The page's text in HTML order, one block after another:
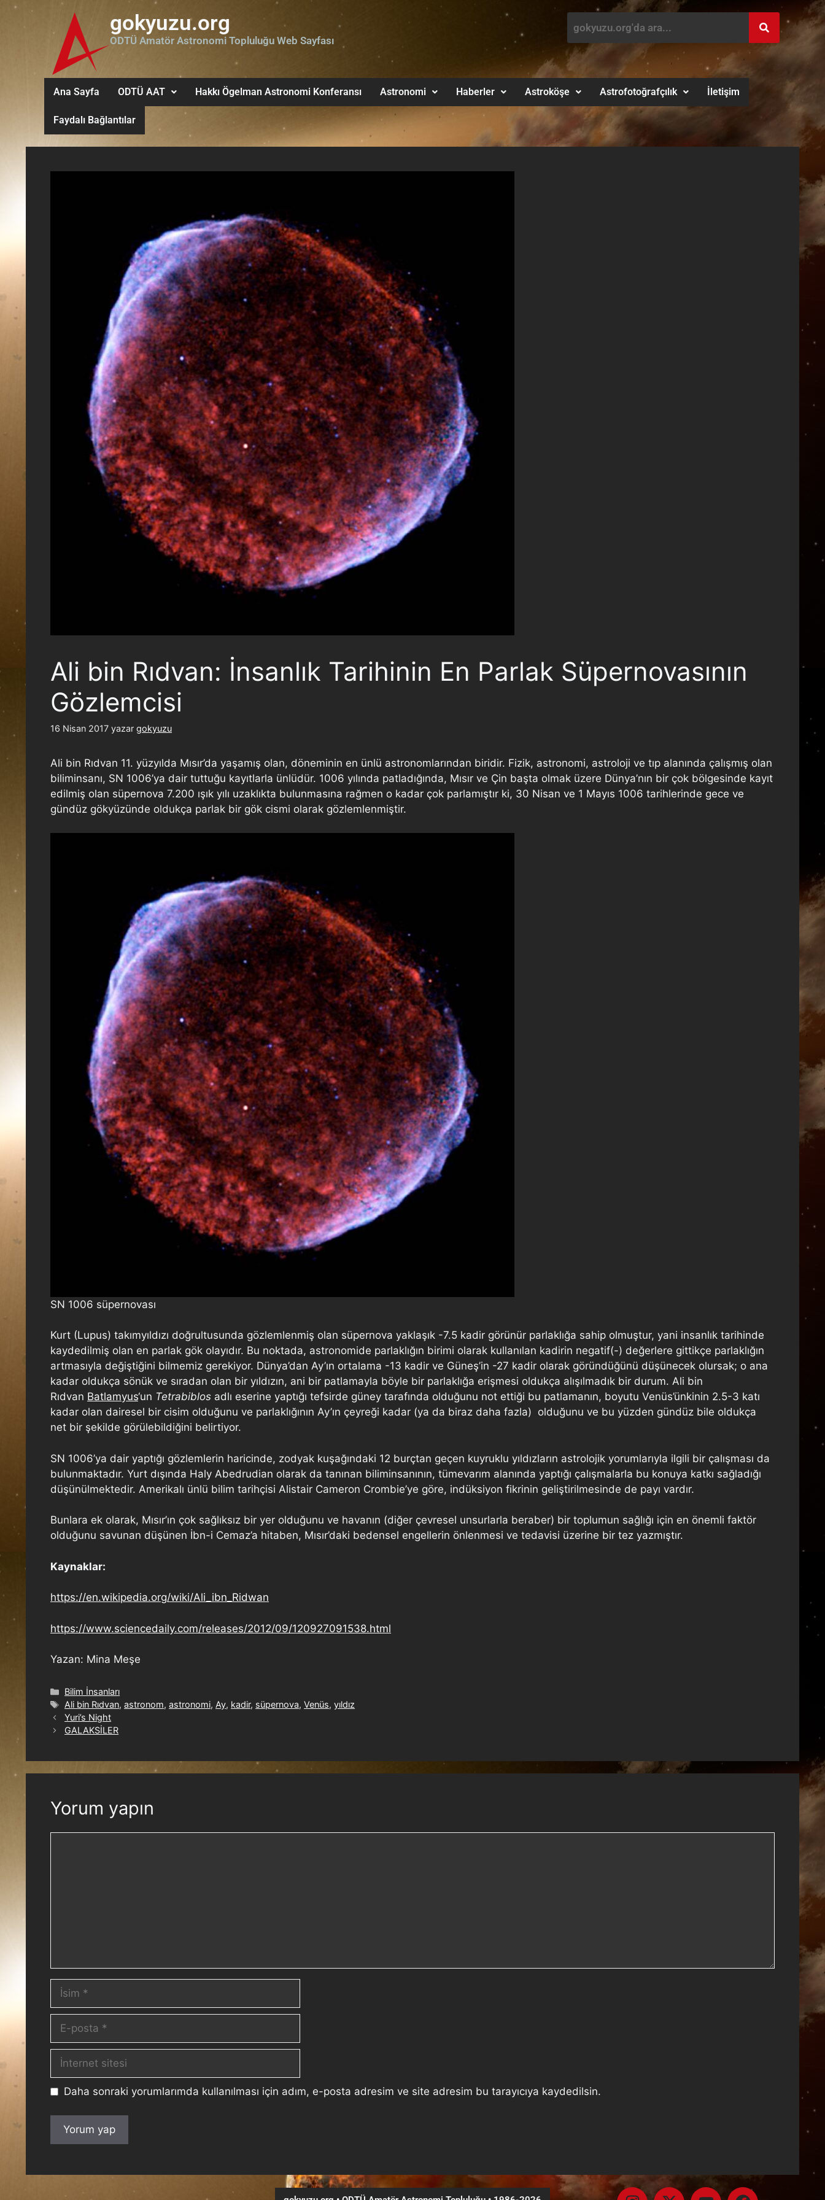
gokyuzu.org
ODTÜ Amatör Astronomi Topluluğu Web Sayfası
Ana Sayfa ODTÜ AAT Hakkı Ögelman Astronomi Konferansı Astronomi Haberler Astroköşe Astrofotoğrafçılık İletişim
Faydalı Bağlantılar
Ali bin Rıdvan: İnsanlık Tarihinin En Parlak Süpernovasının
Gözlemcisi
16 Nisan 2017 yazar gokyuzu
Ali bin Rıdvan 11. yüzyılda Mısır’da yaşamış olan, döneminin en ünlü astronomlarından biridir. Fizik, astronomi, astroloji ve tıp alanında çalışmış olan
biliminsanı, SN 1006’ya dair tuttuğu kayıtlarla ünlüdür. 1006 yılında patladığında, Mısır ve Çin başta olmak üzere Dünya’nın bir çok bölgesinde kayıt
edilmiş olan süpernova 7.200 ışık yılı uzaklıkta bulunmasına rağmen o kadar çok parlamıştır ki, 30 Nisan ve 1 Mayıs 1006 tarihlerinde gece ve
gündüz gökyüzünde oldukça parlak bir gök cismi olarak gözlemlenmiştir.
SN 1006 süpernovası
Kurt (Lupus) takımyıldızı doğrultusunda gözlemlenmiş olan süpernova yaklaşık -7.5 kadir görünür parlaklığa sahip olmuştur, yani insanlık tarihinde
kaydedilmiş olan en parlak gök olayıdır. Bu noktada, astronomide parlaklığın birimi olarak kullanılan kadirin negatif(-) değerlere gittikçe parlaklığın
artmasıyla değiştiğini bilmemiz gerekiyor. Dünya’dan Ay’ın ortalama -13 kadir ve Güneş’in -27 kadir olarak göründüğünü düşünecek olursak; o ana
kadar oldukça sönük ve sıradan olan bir yıldızın, ani bir patlamayla böyle bir parlaklığa erişmesi oldukça alışılmadık bir durum. Ali bin
Rıdvan Batlamyus‘un Tetrabiblos adlı eserine yaptığı tefsirde güney tarafında olduğunu not ettiği bu patlamanın, boyutu Venüs’ünkinin 2.5-3 katı
kadar olan dairesel bir cisim olduğunu ve parlaklığının Ay’ın çeyreği kadar (ya da biraz daha fazla) olduğunu ve bu yüzden gündüz bile oldukça
net bir şekilde görülebildiğini belirtiyor.
SN 1006’ya dair yaptığı gözlemlerin haricinde, zodyak kuşağındaki 12 burçtan geçen kuyruklu yıldızların astrolojik yorumlarıyla ilgili bir çalışması da
bulunmaktadır. Yurt dışında Haly Abedrudian olarak da tanınan biliminsanının, tümevarım alanında yaptığı çalışmalarla bu konuya katkı sağladığı
düşünülmektedir. Amerikalı ünlü bilim tarihçisi Alistair Cameron Crombie’ye göre, indüksiyon fikrinin geliştirilmesinde de payı vardır.
Bunlara ek olarak, Mısır’ın çok sağlıksız bir yer olduğunu ve havanın (diğer çevresel unsurlarla beraber) bir toplumun sağlığı için en önemli faktör
olduğunu savunan düşünen İbn-i Cemaz’a hitaben, Mısır’daki bedensel engellerin önlenmesi ve tedavisi üzerine bir tez yazmıştır.
Kaynaklar:
https://en.wikipedia.org/wiki/Ali_ibn_Ridwan
https://www.sciencedaily.com/releases/2012/09/120927091538.html
Yazan: Mina Meşe
Bilim İnsanları
Ali bin Rıdvan,astronom,astronomi, Ay, kadir, süpernova,Venüs,yıldız
Yuri’s Night
GALAKSİLER
Yorum yapın
Daha sonraki yorumlarımda kullanılması için adım, e-posta adresim ve site adresim bu tarayıcıya kaydedilsin.